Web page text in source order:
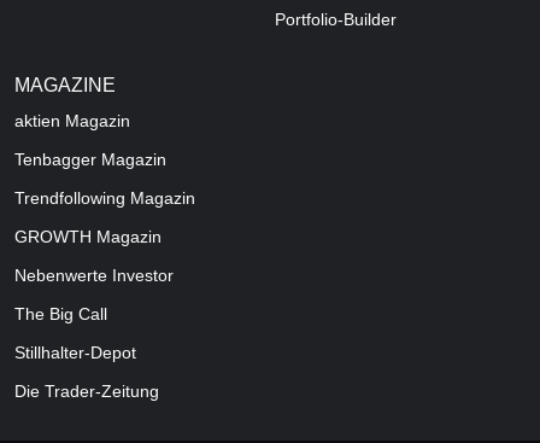
Portfolio-Builder
MAGAZINE
aktien Magazin
Tenbagger Magazin
Trendfollowing Magazin
GROWTH Magazin
Nebenwerte Investor
The Big Call
Stillhalter-Depot
Die Trader-Zeitung